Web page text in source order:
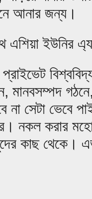
আনার জন্য।
এশিয়া ইউনির
মানবসম্পদ
না সেটা ভেবে
নকল করার
কাছ থেকে।